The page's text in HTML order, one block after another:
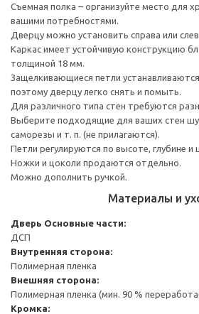
Съемная полка – организуйте место для
вашими потребностями.
Дверцу можно установить справа или
Каркас имеет устойчивую конструкцию
толщиной 18 мм.
Защелкивающиеся петли
поэтому дверцу легко снять и помыть.
Для различного типа стен требуются
Выберите подходящие для ваших стен
саморезы и т. п. (не прилагаются).
Петли регулируются по высоте, глубине и
Ножки и цоколи продаются отдельно.
Можно дополнить ручкой.
Материалы и
Дверь Основные части:
ДСП
Внутренняя сторона:
Полимерная пленка
Внешняя сторона:
Полимерная пленка (мин. 90 %
Кромка: